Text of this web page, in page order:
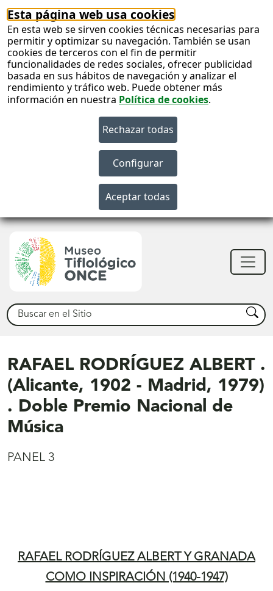
Esta página web usa cookies
En esta web se sirven cookies técnicas necesarias para
permitir y optimizar su navegación. También se usan
cookies de terceros con el fin de permitir
funcionalidades de redes sociales, ofrecer publicidad
basada en sus hábitos de navegación y analizar el
rendimiento y tráfico web. Puede obtener más
información en nuestra Política de cookies.
Buscar Buscar
RAFAEL RODRÍGUEZ ALBERT .
(Alicante, 1902 - Madrid, 1979)
. Doble Premio Nacional de
Música
PANEL 3
RAFAEL RODRÍGUEZ ALBERT Y GRANADA
COMO INSPIRACIÓN (1940-1947)